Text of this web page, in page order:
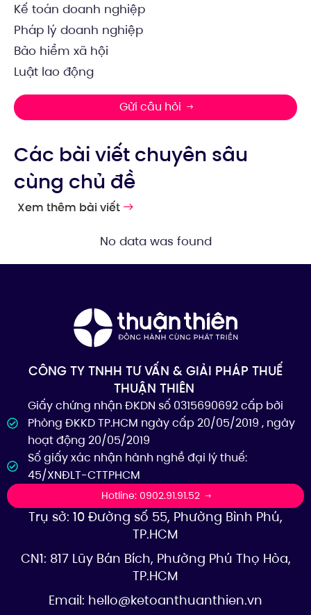
Kế toán doanh nghiệp
Pháp lý doanh nghiệp
Bảo hiểm xã hội
Luật lao động
Gửi câu hỏi
Các bài viết chuyên sâu
cùng chủ đề
Xem thêm bài viết
No data was found
CÔNG TY TNHH TƯ VẤN & GIẢI PHÁP THUẾ
THUẬN THIÊN
Giấy chứng nhận ĐKDN số 0315690692 cấp bởi
Phòng ĐKKD TP.HCM ngày cấp 20/05/2019 , ngày
hoạt động 20/05/2019
Số giấy xác nhận hành nghề đại lý thuế:
45/XNĐLT-CTTPHCM
Hotline: 0902.91.91.52
Trụ sở: 10 Đường số 55, Phường Bình Phú,
TP.HCM
CN1: 817 Lũy Bán Bích, Phường Phú Thọ Hòa,
TP.HCM
Email: hello@ketoanthuanthien.vn